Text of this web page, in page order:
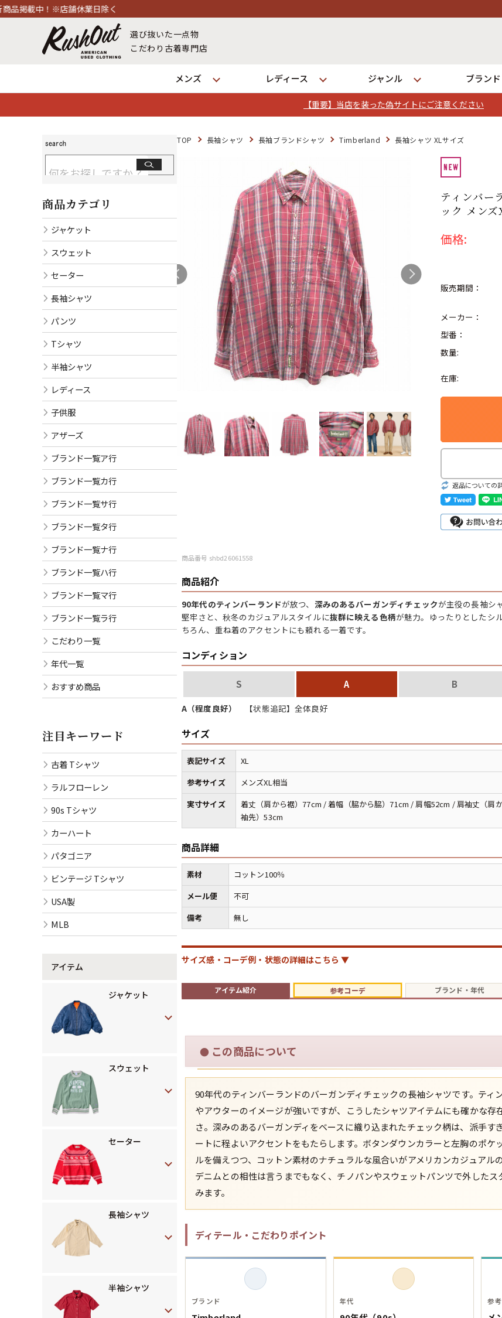
【重要】当店を装った偽サイトにご注意ください
業日除く
選び抜いた一点物
こだわり古着専門店
メンズ レディース ジャンル ブランド
ログイン
店舗一覧
発送について
Search by
ラルフ
アディダ
Search by
ジャケット
長袖シャツ
パンツ
ジャ
スウ
長袖シ
半袖
Tシャ
TOP 長袖シャツ 長袖ブランドシャツ Timberland 長袖シャツ XLサイズ
ティンバー
ック メン
価格:
販売期間：
メーカー：
型番：
数量:
在庫:
返品についての
商品番号 shbd26061558
商品紹介
90年代のティンバーランドが放つ、 深みのあるバーガンディチェックが主役の長袖シ
堅牢さと、秋冬のカジュアルスタイルに抜群に映える色柄が魅力。ゆったりとしたシ
ちろん、重ね着のアクセントにも頼れる一着です。
コンディション
S A B
A（程度良好） 【状態追記】全体良好
サイズ
表記サイズ
XL
参考サイズ
メンズXL相当
実寸サイズ
着丈（肩から裾）77cm / 着幅（脇から脇）71cm / 肩幅52cm / 肩袖丈（肩
袖先）53cm
商品詳細
素材
コットン100％
メール便
不可
備考
無し
サイズ感・コーデ例・状態の詳細はこちら ▼
アイテム紹介 参考コーデ ブランド・年代
● この商品について
90年代のティンバーランドのバーガンディチェックの長袖シャツです。ティ
やアウターのイメージが強いですが、こうしたシャツアイテムにも確かな存
さ。深みのあるバーガンディをベースに織り込まれたチェック柄は、派手す
ートに程よいアクセントをもたらします。ボタンダウンカラーと左胸のポケ
ルを備えつつ、コットン素材のナチュラルな風合いがアメリカンカジュアル
デニムとの相性は言うまでもなく、チノパンやスウェットパンツで外した
みます。
ディテール・こだわりポイント
ブランド 年代 参
商品カテゴリ
ジャケット
スウェット
セーター
長袖シャツ
パンツ
Tシャツ
半袖シャツ
レディース
子供服
アザーズ
ブランド一覧ア行
ブランド一覧カ行
ブランド一覧サ行
ブランド一覧タ行
ブランド一覧ナ行
ブランド一覧ハ行
ブランド一覧マ行
ブランド一覧ラ行
こだわり一覧
年代一覧
おすすめ商品
注目キーワード
古着 Tシャツ
ラルフローレン
90s Tシャツ
カーハート
パタゴニア
ビンテージ Tシャツ
USA製
MLB
アイテム
ジャケット
スウェット
セーター
長袖シャツ
半袖シャツ